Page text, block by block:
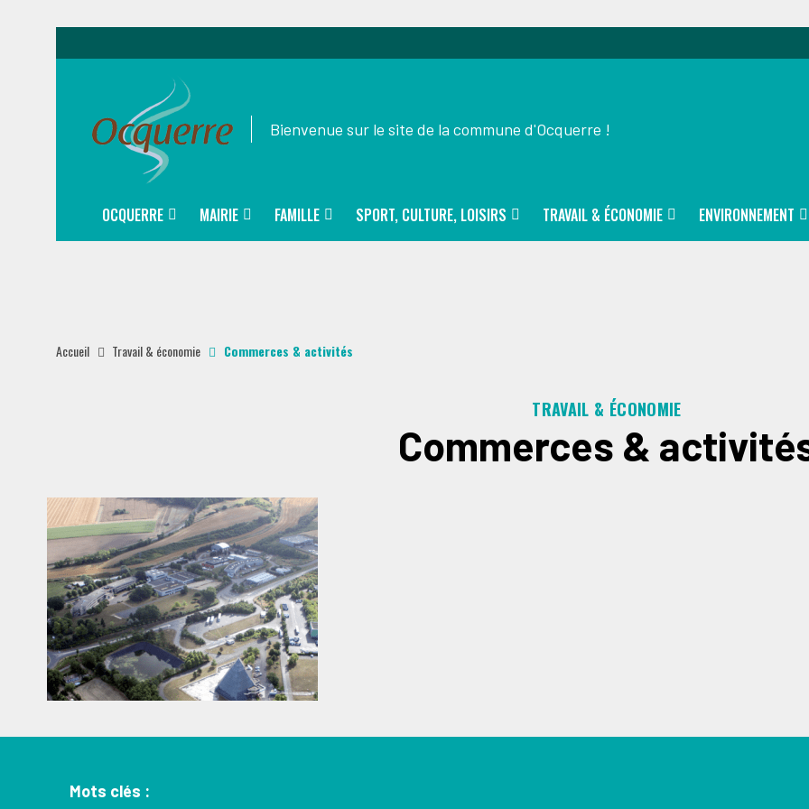
Bienvenue sur le site de la commune d'Ocquerre !
OCQUERRE MAIRIE FAMILLE SPORT, CULTURE, LOISIRS TRAVAIL & ÉCONOMIE ENVIRONNEMENT
Accueil Travail & économie Commerces & activités
TRAVAIL & ÉCONOMIE
Commerces &
Mots clés :